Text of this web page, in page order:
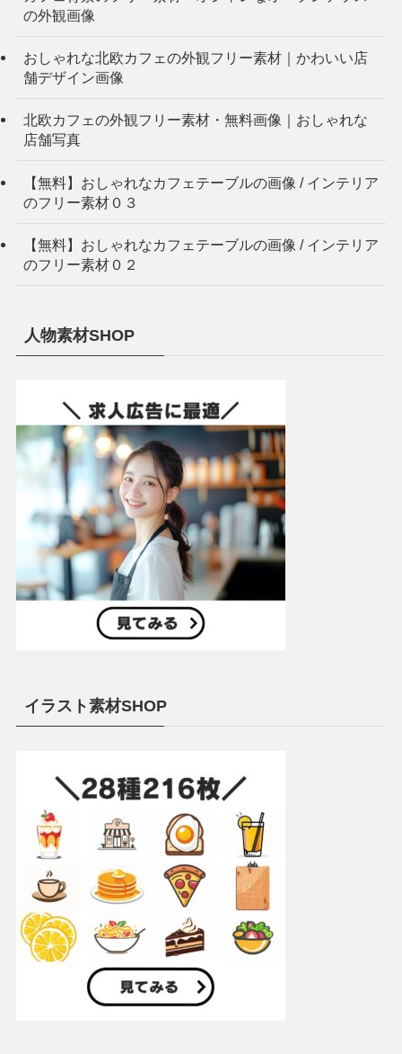
の外観画像
おしゃれな北欧カフェの外観フリー素材｜かわいい店
舗デザイン画像
北欧カフェの外観フリー素材・無料画像｜おしゃれな
店舗写真
【無料】おしゃれなカフェテーブルの画像 / インテリア
のフリー素材０３
【無料】おしゃれなカフェテーブルの画像 / インテリア
のフリー素材０２
人物素材SHOP
イラスト素材SHOP